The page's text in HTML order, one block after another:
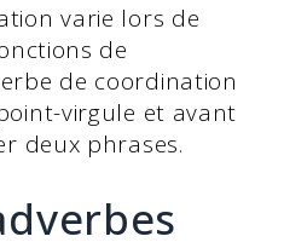
varie lors de
de
de coordination
virgule et avant
deux phrases.